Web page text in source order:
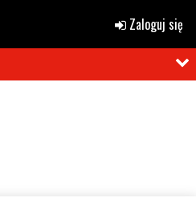
Zaloguj się